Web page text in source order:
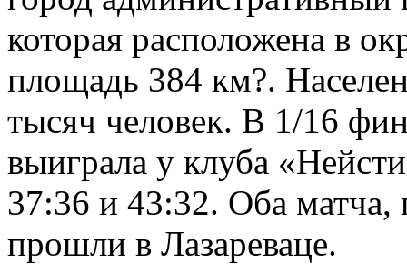
которая расположена в
площадь 384 км?.
тысяч человек. В 1/16
выиграла у клуба
37:36 и 43:32. Оба матча,
прошли в Лазареваце.